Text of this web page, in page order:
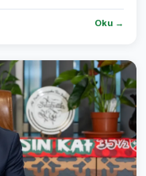
Oku →